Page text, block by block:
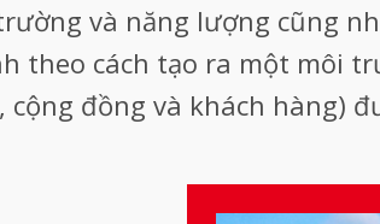
và năng lượng cũng
theo cách tạo ra một môi
cộng đồng và khách hàng)